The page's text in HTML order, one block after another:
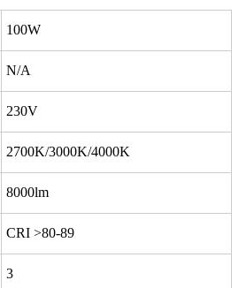
100W
N/A
230V
2700K/3000K/4000K
8000lm
CRI >80-89
3